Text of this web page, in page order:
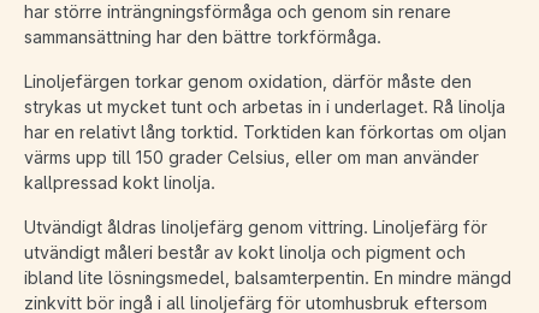
har större inträngningsförmåga och genom sin renare
sammansättning har den bättre torkförmåga.
Linoljefärgen torkar genom oxidation, därför måste den
strykas ut mycket tunt och arbetas in i underlaget. Rå linolja
har en relativt lång torktid. Torktiden kan förkortas om oljan
värms upp till 150 grader Celsius, eller om man använder
kallpressad kokt linolja.
Utvändigt åldras linoljefärg genom vittring. Linoljefärg för
utvändigt måleri består av kokt linolja och pigment och
ibland lite lösningsmedel, balsamterpentin. En mindre mängd
zinkvitt bör ingå i all linoljefärg för utomhusbruk eftersom